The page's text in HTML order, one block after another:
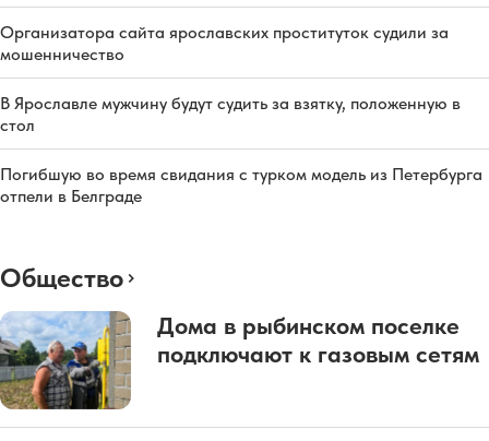
Организатора сайта ярославских проституток судили за
мошенничество
В Ярославле мужчину будут судить за взятку, положенную в
стол
Погибшую во время свидания с турком модель из Петербурга
отпели в Белграде
Общество
Дома в рыбинском поселке
подключают к газовым сетям